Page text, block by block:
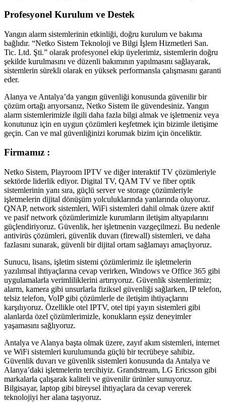
Profesyonel Kurulum ve Destek
Yangın alarm sistemlerinin etkinliği, doğru kurulum ve bakıma
bağlıdır. “Netko Sistem Teknoloji ve Bilgi İşlem Hizmetleri San.
Tic. Ltd. Şti.” olarak profesyonel ekip üyelerimiz, sistemlerin doğru
şekilde kurulmasını ve düzenli bakımının yapılmasını sağlayarak,
sistemlerin sürekli olarak en yüksek performansla çalışmasını garanti
eder.
Alanya ve Antalya’da yangın güvenliği konusunda güvenilir bir
çözüm ortağı arıyorsanız, Netko Sistem ile güvendesiniz. Yangın
alarm sistemlerimizle ilgili daha fazla bilgi almak ve işletmeniz veya
konutunuz için en uygun çözümleri keşfetmek için bizimle iletişime
geçin. Can ve mal güvenliğinizi korumak bizim için önceliktir.
Firmamız :
Netko Sistem, Playroom IPTV ve diğer interaktif TV çözümleriyle
sektörde liderlik ediyor. Digital TV, QAM TV ve fiber optik
sistemlerinin yanı sıra, güçlü server ve storage çözümleriyle
işletmelerin dijital dönüşüm yolculuklarında yanlarında oluyoruz.
QNAP, network sistemleri, WiFi sistemleri dahil olmak üzere aktif
ve pasif network çözümlerimizle kurumların iletişim altyapılarını
güçlendiriyoruz. Güvenlik, her işletmenin vazgeçilmezi. Bu nedenle
antivirüs çözümleri, güvenlik duvarı (firewall) sistemleri, ve daha
fazlasını sunarak, güvenli bir dijital ortam sağlamayı amaçlıyoruz.
Sunucu, lisans, işletim sistemi çözümlerimiz ile işletmelerin
yazılımsal ihtiyaçlarına cevap verirken, Windows ve Office 365 gibi
uygulamalarla verimliliklerini artırıyoruz. Güvenlik sistemlerimiz;
alarm, kamera gibi unsurlarla fiziksel güvenliği sağlarken, IP telefon,
telsiz telefon, VoIP gibi çözümlerle de iletişim ihtiyaçlarını
karşılıyoruz. Özellikle otel IPTV, otel tipi yayın sistemleri gibi
alanlarda özel çözümlerimizle, konukların eşsiz deneyimler
yaşamasını sağlıyoruz.
Antalya ve Alanya başta olmak üzere, zayıf akım sistemleri, internet
ve WiFi sistemleri kurulumunda güçlü bir tecrübeye sahibiz.
Güvenlik duvarı ve güvenlik sistemleri konusunda da Antalya ve
Alanya’daki işletmelerin tercihiyiz. Grandstream, LG Ericsson gibi
markalarla çalışarak kaliteli ve güvenilir ürünler sunuyoruz.
Bilgisayar, laptop gibi bireysel ihtiyaçlara da cevap vererek
teknolojiyi her alana taşıyoruz.